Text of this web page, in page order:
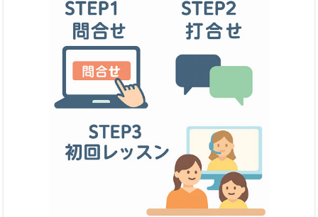
スポット受講は調整ができることもありますので、お気軽に
ご相談ください。
AM PM
月 予備校
火 予備校
水 予備校
木 予備校 16・17・18・19・20
金 予備校